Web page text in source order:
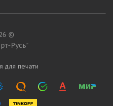
©
Русь"
для печати